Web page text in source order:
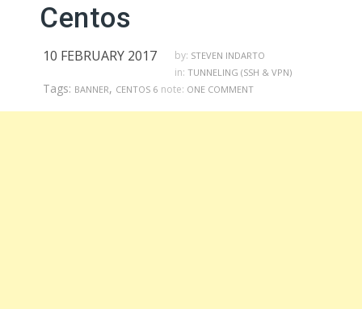
Centos
10 FEBRUARY 2017 by: STEVEN INDARTO
in: TUNNELING (SSH & VPN)
Tags: BANNER, CENTOS 6 note: ONE COMMENT